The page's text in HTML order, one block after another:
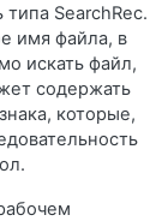
типа SearchRec.
имя файла, в
искать файл,
содержать
которые,